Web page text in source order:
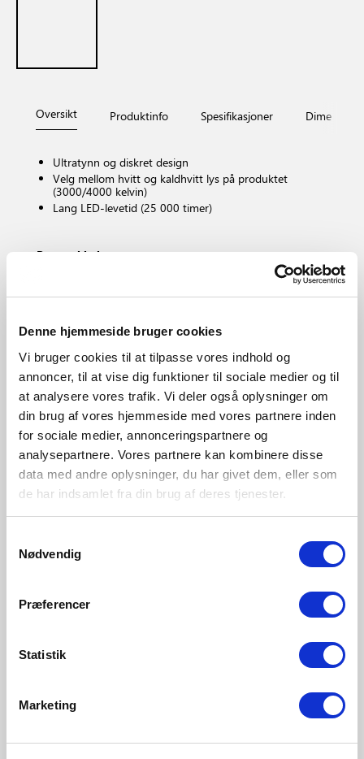
Denne hjemmeside bruger cookies
Vi bruger cookies til at tilpasse vores indhold og
annoncer, til at vise dig funktioner til sociale medier og til
at analysere vores trafik. Vi deler også oplysninger om
din brug af vores hjemmeside med vores partnere inden
for sociale medier, annonceringspartnere og
analysepartnere. Vores partnere kan kombinere disse
data med andre oplysninger, du har givet dem, eller som
de har indsamlet fra din brug af deres tjenester.
Nødvendig
Præferencer
Statistik
Marketing
Oversikt Produktinfo Spesifikasjoner
Ultratynn og diskret design
Velg mellom hvitt og kaldhvitt lys på produktet
(3000/4000 kelvin)
Lang LED-levetid (25 000 timer)
Pæresokkel
Dimbar?
Fargetemperatur (K)
Lysstyrke (Lumen)
350.0
IP-grad
IP20
Innendørs
Primært materiale
Plast
Tilknyttede produkter